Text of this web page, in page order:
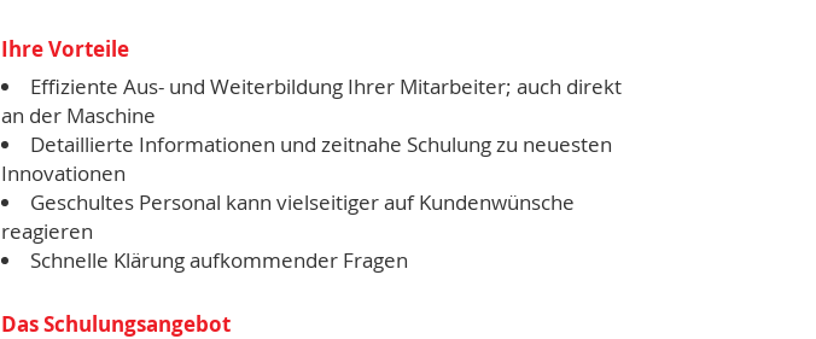
Ihre Vorteile
Effiziente Aus- und Weiterbildung Ihrer Mitarbeiter; auch direkt
an der Maschine
Detaillierte Informationen und zeitnahe Schulung zu neuesten
Innovationen
Geschultes Personal kann vielseitiger auf Kundenwünsche
reagieren
Schnelle Klärung aufkommender Fragen
Das Schulungsangebot